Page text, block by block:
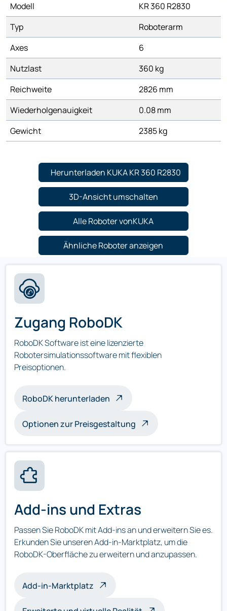
Modell
KR 360 R2830
Typ
Roboterarm
Axes
6
Nutzlast
360 kg
Reichweite
2826 mm
Wiederholgenauigkeit
0.08 mm
Gewicht
2385 kg
Herunterladen KUKA KR 360 R2830
3D-Ansicht umschalten
Alle Roboter vonKUKA
Ähnliche Roboter anzeigen
Zugang RoboDK
RoboDK Software ist eine lizenzierte
Robotersimulationssoftware mit flexiblen
Preisoptionen.
RoboDK herunterladen
Optionen zur Preisgestaltung
Add-ins und Extras
Passen Sie RoboDK mit Add-ins an und erweitern Sie es.
Erkunden Sie unseren Add-in-Marktplatz, um die
RoboDK-Oberfläche zu erweitern und anzupassen.
Add-in-Marktplatz